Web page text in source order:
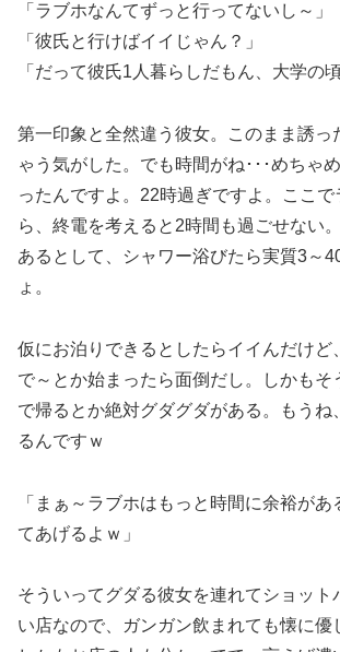
「ラブホなんてずっと行ってないし～」
「彼氏と行けばイイじゃん？」
「だって彼氏1人暮らしだもん、大学の頃
第一印象と全然違う彼女。このまま誘っ
ゃう気がした。でも時間がね･･･めちゃ
ったんですよ。22時過ぎですよ。ここで
ら、終電を考えると2時間も過ごせない
あるとして、シャワー浴びたら実質3～
ょ。
仮にお泊りできるとしたらイイんだけど
で～とか始まったら面倒だし。しかもそ
で帰るとか絶対グダグダがある。もうね
るんですｗ
「まぁ～ラブホはもっと時間に余裕があ
てあげるよｗ」
そういってグダる彼女を連れてショット
い店なので、ガンガン飲まれても懐に優